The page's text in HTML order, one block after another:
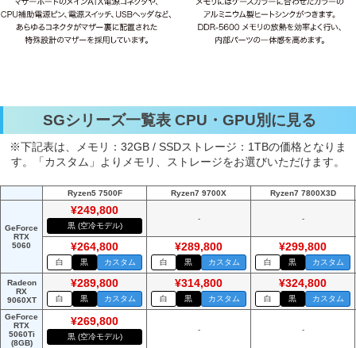
SGシリーズ一覧表 CPU・GPU別に見る
※下記表は、メモリ：32GB / SSDストレージ：1TBの価格となりま
す。「カスタム」よりメモリ、ストレージをお選びいただけます。
Ryzen5 7500F Ryzen7 9700X Ryzen7 7800X3D
GeForce
RTX
5060
¥249,800
黒 (空冷モデル)
- -
¥264,800
白 黒 カスタム
¥289,800
白 黒 カスタム
¥299,800
白 黒 カスタム
Radeon
RX
9060XT
¥289,800
白 黒 カスタム
¥314,800
白 黒 カスタム
¥324,800
白 黒 カスタム
GeForce
RTX
5060Ti
(8GB)
¥269,800
黒 (空冷モデル)
- -